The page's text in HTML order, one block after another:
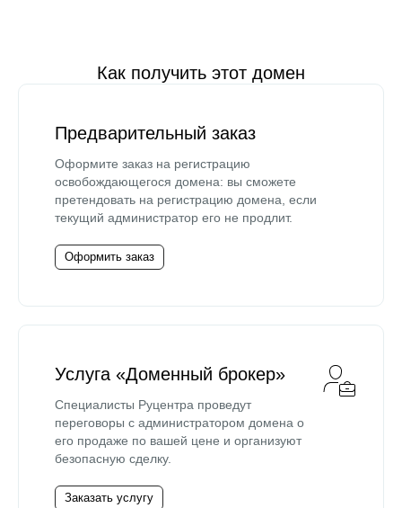
Как получить этот домен
Предварительный заказ
Оформите заказ на регистрацию
освобождающегося домена: вы сможете
претендовать на регистрацию домена, если
текущий администратор его не продлит.
Оформить заказ
Услуга «Доменный брокер»
Специалисты Руцентра проведут
переговоры с администратором домена о
его продаже по вашей цене и организуют
безопасную сделку.
Заказать услугу